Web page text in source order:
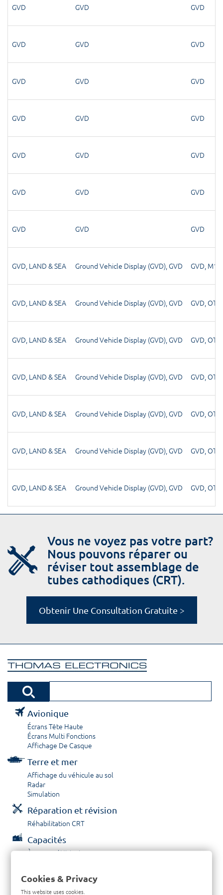
GVD GVD GVD
GVD GVD GVD
GVD GVD GVD
GVD GVD GVD
GVD GVD GVD
GVD GVD GVD
GVD GVD GVD
GVD, LAND & SEA Ground Vehicle Display (GVD), GVD GVD,
GVD, LAND & SEA Ground Vehicle Display (GVD), GVD GVD,
GVD, LAND & SEA Ground Vehicle Display (GVD), GVD GVD,
GVD, LAND & SEA Ground Vehicle Display (GVD), GVD GVD,
GVD, LAND & SEA Ground Vehicle Display (GVD), GVD GVD,
GVD, LAND & SEA Ground Vehicle Display (GVD), GVD GVD,
GVD, LAND & SEA Ground Vehicle Display (GVD), GVD GVD,
Vous ne voyez pas votre part?
Nous pouvons réparer ou
réviser tout assemblage de
tubes cathodiques (CRT).
Obtenir Une Consultation Gratuite >
Avionique
Écrans Tête Haute
Écrans Multi Fonctions
Affichage De Casque
Terre et mer
Affichage du véhicule au sol
Radar
Simulation
Réparation et révision
Réhabilitation CRT
Capacités
À propos / Historique
Contactez nous
Cookies & Privacy
This website uses cookies.